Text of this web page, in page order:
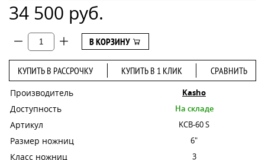
34 500 руб.
В КОРЗИНУ
КУПИТЬ В РАССРОЧКУ КУПИТЬ В 1 КЛИК СРАВНИТЬ
Производитель Kasho
Доступность На складе
Артикул KCB-60 S
Размер ножниц 6"
Класс ножниц 3